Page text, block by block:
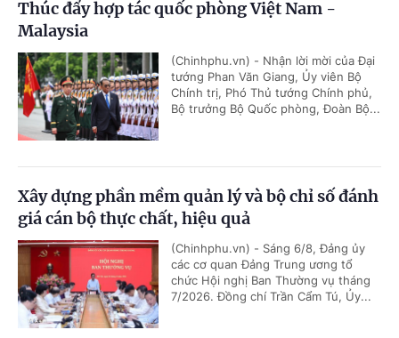
Thúc đẩy hợp tác quốc phòng Việt Nam -
Malaysia
(Chinhphu.vn) - Nhận lời mời của Đại
tướng Phan Văn Giang, Ủy viên Bộ
Chính trị, Phó Thủ tướng Chính phủ,
Bộ trưởng Bộ Quốc phòng, Đoàn Bộ...
Xây dựng phần mềm quản lý và bộ chỉ số đánh
giá cán bộ thực chất, hiệu quả
(Chinhphu.vn) - Sáng 6/8, Đảng ủy
các cơ quan Đảng Trung ương tổ
chức Hội nghị Ban Thường vụ tháng
7/2026. Đồng chí Trần Cẩm Tú, Ủy...